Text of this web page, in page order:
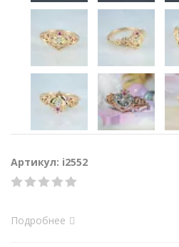
Артикул: i2552
Подробнее